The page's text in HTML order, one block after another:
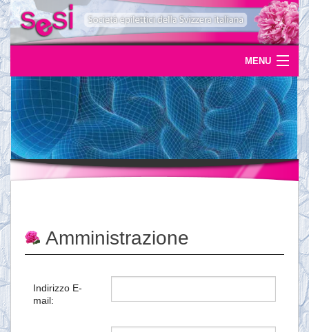
MENU
Home
Uscite
Eventi
News
Servizi
Ordinazioni
Amministrazione
Indirizzo E-
mail: